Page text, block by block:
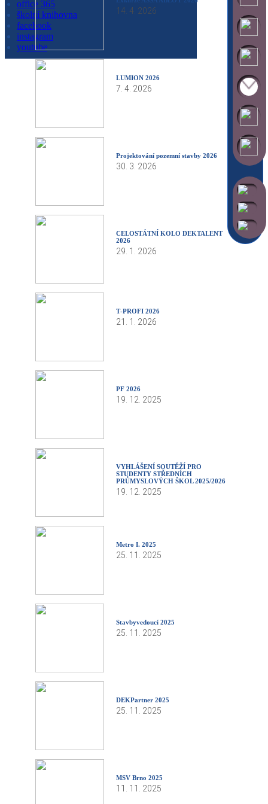
office 365
školní knihovna
facebook
instagram
youtube
14. 4. 2026
LUMION 2026
7. 4. 2026
Projektování pozemní stavby 2026
30. 3. 2026
CELOSTÁTNÍ KOLO DEKTALENT
2026
29. 1. 2026
T‑PROFI 2026
21. 1. 2026
PF 2026
19. 12. 2025
VYHLÁŠENÍ SOUTĚŽÍ PRO
STUDENTY STŘEDNÍCH
PRŮMYSLOVÝCH ŠKOL 2025/2026
19. 12. 2025
Metro I. 2025
25. 11. 2025
Stavbyvedoucí 2025
25. 11. 2025
DEKPartner 2025
25. 11. 2025
MSV Brno 2025
11. 11. 2025